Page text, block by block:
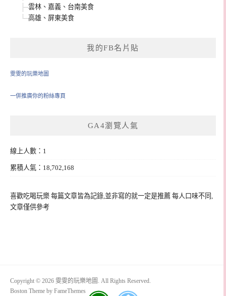
雲林、嘉義、台南美食
高雄、屏東美食
我的FB名片貼
雯雯的玩樂地圖
一併推廣你的粉絲專頁
GA4瀏覽人氣
線上人數：1
累積人氣：18,702,168
喜歡吃喝玩樂 每篇文章皆為記錄,並非寫的就一定是推薦 每人口味不同,
文章僅供參考
Copyright © 2026 雯雯的玩樂地圖. All Rights Reserved.
Boston Theme by FameThemes